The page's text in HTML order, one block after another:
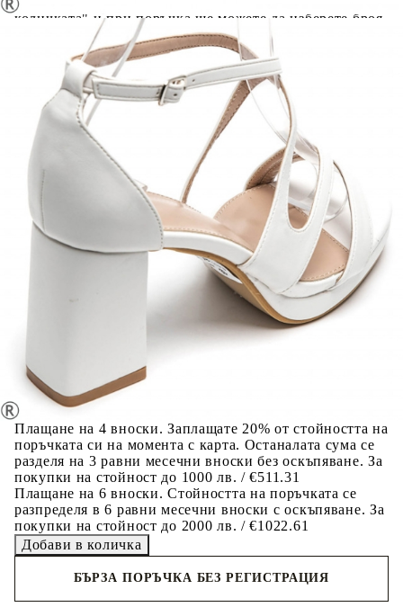
количката" и при поръчка ще можете да изберете броя
вноски на кредита.
Предоставената таблица е с информационна цел.
Добавете продукта в количката си с бутона "Добави в
количката" и при поръчка ще можете да изберете броя
вноски на кредита.
Предоставената таблица е с информационна цел.
Добавете продукта в количката си с бутона "Добави в
количката" и при поръчка ще можете да изберете броя
вноски на кредита.
Предоставената таблица е с информационна цел.
Добавете продукта в количката си с бутона "Добави в
количката" и при поръчка ще можете да изберете броя
Когато плащате с NewPay, всъщност NewPay плаща
поръчката Ви вместо Вас. Вие я получавате и
разполагате с три начина да я платите към тях:
Отложено до 30 дни от момента на изпращане на
поръчката без оскъпяване. За покупки на стойност до
400 лв. / €204,52
Плащане на 4 вноски. Заплащате 20% от стойността на
поръчката си на момента с карта. Останалата сума се
разделя на 3 равни месечни вноски без оскъпяване. За
покупки на стойност до 1000 лв. / €511.31
Плащане на 6 вноски. Стойността на поръчката се
разпределя в 6 равни месечни вноски с оскъпяване. За
покупки на стойност до 2000 лв. / €1022.61
БЪРЗА ПОРЪЧКА БЕЗ РЕГИСТРАЦИЯ